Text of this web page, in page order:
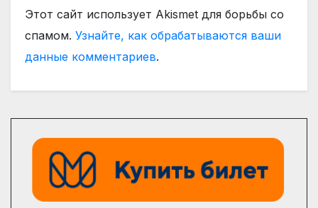
Этот сайт использует Akismet для борьбы со
спамом. Узнайте, как обрабатываются ваши
данные комментариев.